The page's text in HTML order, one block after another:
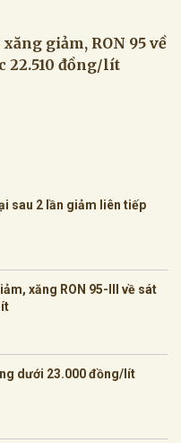
xăng giảm, RON 95 về
22.510 đồng/lít
sau 2 lần giảm liên tiếp
xăng RON 95-III về sát
dưới 23.000 đồng/lít